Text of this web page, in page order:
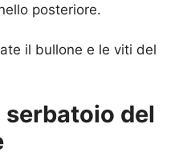
posteriore.
il bullone e le viti del
del